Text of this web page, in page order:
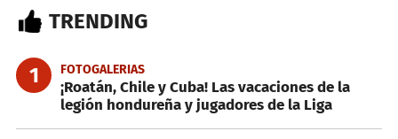
TRENDING
1 FOTOGALERIAS
¡Roatán, Chile y Cuba! Las vacaciones de la
legión hondureña y jugadores de la Liga